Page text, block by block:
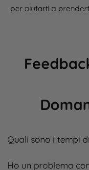
per aiutarti a
Quali sono i tempi
Ho un problema